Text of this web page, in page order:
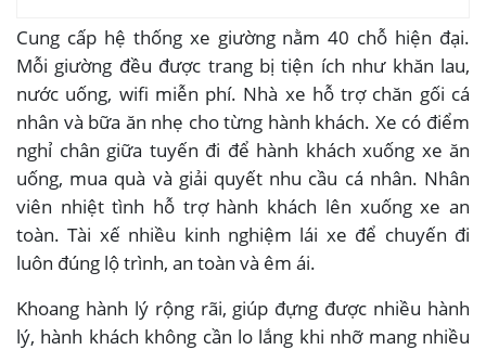
Cung cấp hệ thống xe giường nằm 40 chỗ hiện đại.
Mỗi giường đều được trang bị tiện ích như khăn lau,
nước uống, wifi miễn phí. Nhà xe hỗ trợ chăn gối cá
nhân và bữa ăn nhẹ cho từng hành khách. Xe có điểm
nghỉ chân giữa tuyến đi để hành khách xuống xe ăn
uống, mua quà và giải quyết nhu cầu cá nhân. Nhân
viên nhiệt tình hỗ trợ hành khách lên xuống xe an
toàn. Tài xế nhiều kinh nghiệm lái xe để chuyến đi
luôn đúng lộ trình, an toàn và êm ái.
Khoang hành lý rộng rãi, giúp đựng được nhiều hành
lý, hành khách không cần lo lắng khi nhỡ mang nhiều